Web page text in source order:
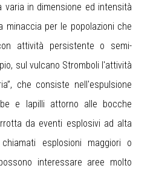
varia in dimensione ed intensità
minaccia per le popolazioni che
attività persistente o semi-
sul vulcano Stromboli l'attività
che consiste nell'espulsione
e lapilli attorno alle bocche
da eventi esplosivi ad alta
esplosioni maggiori o
interessare aree molto